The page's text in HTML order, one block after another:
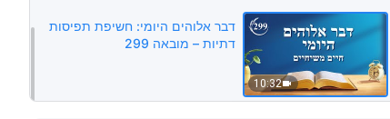
10:32
דבר אלוהים היומי: חשיפת תפיסות
דתיות – מובאה 299